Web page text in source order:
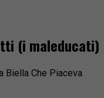
(i maleducati)
Biella Che Piaceva